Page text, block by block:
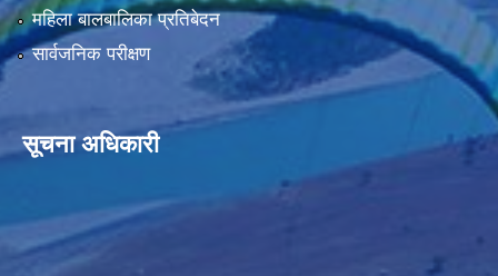
महिला बालबालिका प्रतिबेदन
सार्वजनिक परीक्षण
सूचना अधिकारी